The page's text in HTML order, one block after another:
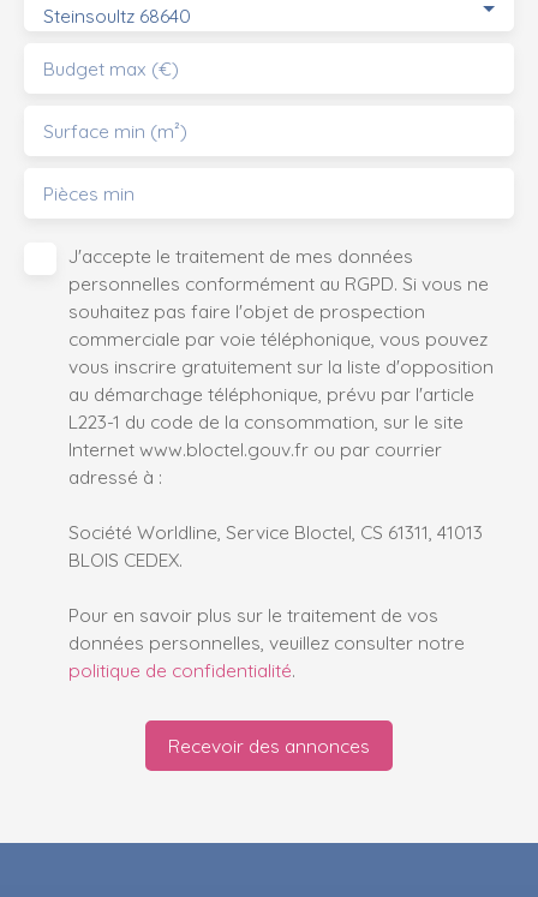
Steinsoultz 68640
Budget max (€)
Surface min (m²)
Pièces min
J'accepte le traitement de mes données
personnelles conformément au RGPD. Si vous ne
souhaitez pas faire l'objet de prospection
commerciale par voie téléphonique, vous pouvez
vous inscrire gratuitement sur la liste d'opposition
au démarchage téléphonique, prévu par l'article
L223-1 du code de la consommation, sur le site
Internet www.bloctel.gouv.fr ou par courrier
adressé à :
Société Worldline, Service Bloctel, CS 61311, 41013
BLOIS CEDEX.
Pour en savoir plus sur le traitement de vos
données personnelles, veuillez consulter notre
politique de confidentialité.
Recevoir des annonces